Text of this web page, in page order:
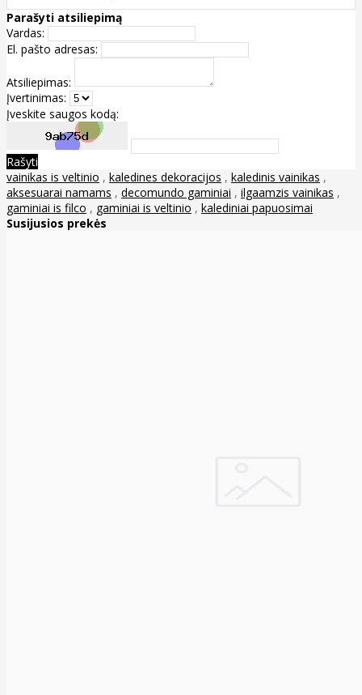
Parašyti atsiliepimą
Vardas:
El. pašto adresas:
Atsiliepimas:
Įvertinimas:
Įveskite saugos kodą:
Rašyti
vainikas is veltinio , kaledines dekoracijos , kaledinis vainikas ,
aksesuarai namams , decomundo gaminiai , ilgaamzis vainikas ,
gaminiai is filco , gaminiai is veltinio , kalediniai papuosimai
Susijusios prekės